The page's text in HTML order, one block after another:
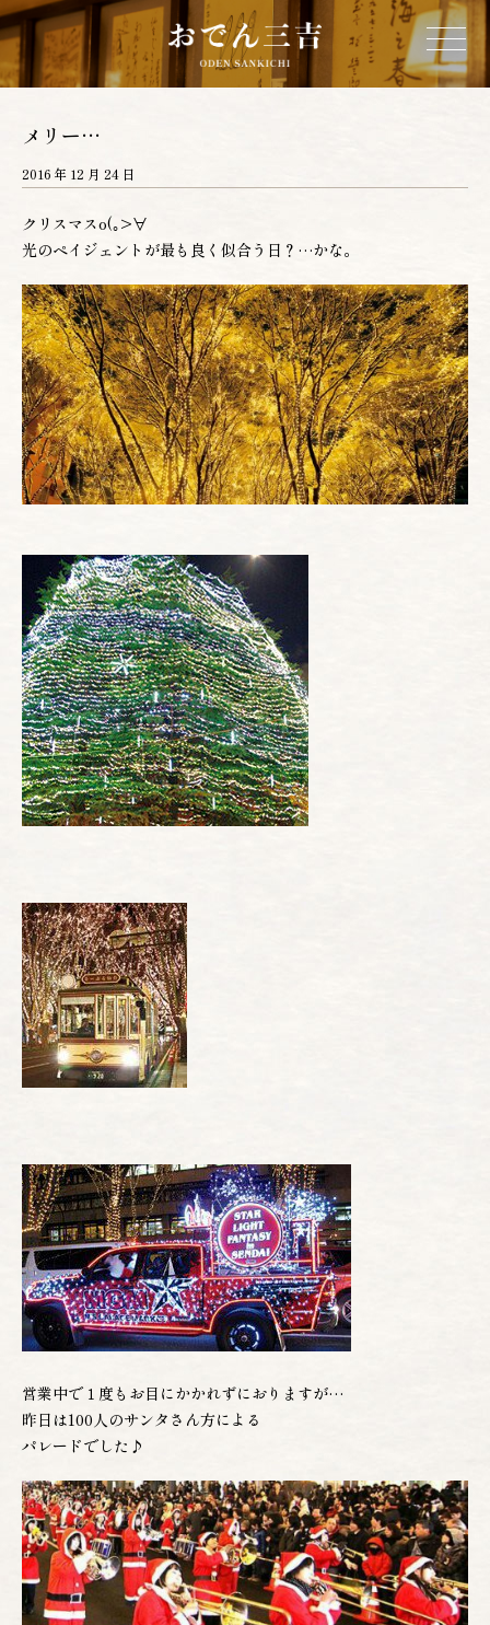
三吉について
お品書き
店舗情報
営業カレンダー
ネットショップ
お電話でのご予約
022-222-3830
(月〜土 12:00〜22:00)
WEBからのご予約
メリー…
2016 年 12 月 24 日
クリスマスo(｡>∀
光のペイジェントが最も良く似合う日？…かな。
営業中で１度もお目にかかれずにおりますが…
昨日は100人のサンタさん方による
パレードでした♪